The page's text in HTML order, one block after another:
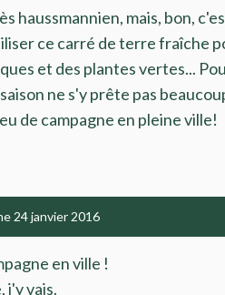
haussmannien, mais, bon,
ce carré de terre fraîche
et des plantes vertes...
ne s'y prête pas
de campagne en pleine ville!
24janvier 2016
en ville !
j'y vais.